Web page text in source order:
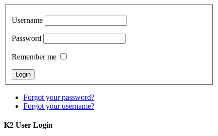
Username
Password
Remember me
Forgot your password?
Forgot your username?
K2 User Login